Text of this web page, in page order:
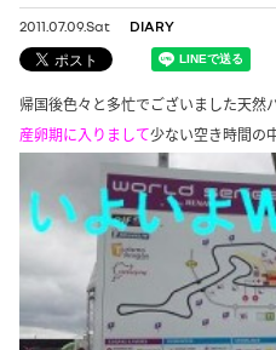
2011.07.09.Sat DIARY
帰国後色々と多忙でございました天然
産卵期に入りまして少ない空き時間の